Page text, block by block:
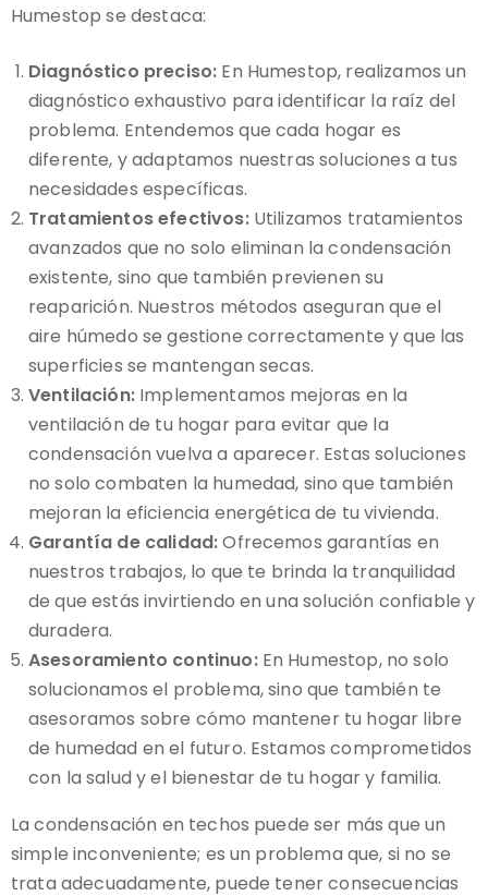
Humestop se destaca:
Diagnóstico preciso: En Humestop, realizamos un
diagnóstico exhaustivo para identificar la raíz del
problema. Entendemos que cada hogar es
diferente, y adaptamos nuestras soluciones a tus
necesidades específicas.
Tratamientos efectivos:Utilizamos tratamientos
avanzados que no solo eliminan la condensación
existente, sino que también previenen su
reaparición. Nuestros métodos aseguran que el
aire húmedo se gestione correctamente y que las
superficies se mantengan secas.
Ventilación:Implementamos mejoras en la
ventilación de tu hogar para evitar que la
condensación vuelva a aparecer. Estas soluciones
no solo combaten la humedad, sino que también
mejoran la eficiencia energética de tu vivienda.
Garantía de calidad:Ofrecemos garantías en
nuestros trabajos, lo que te brinda la tranquilidad
de que estás invirtiendo en una solución confiable y
duradera.
Asesoramiento continuo:En Humestop, no solo
solucionamos el problema, sino que también te
asesoramos sobre cómo mantener tu hogar libre
de humedad en el futuro. Estamos comprometidos
con la salud y el bienestar de tu hogar y familia.
La condensación en techos puede ser más que un
simple inconveniente; es un problema que, si no se
trata adecuadamente, puede tener consecuencias